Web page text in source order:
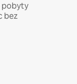
pobyty
bez